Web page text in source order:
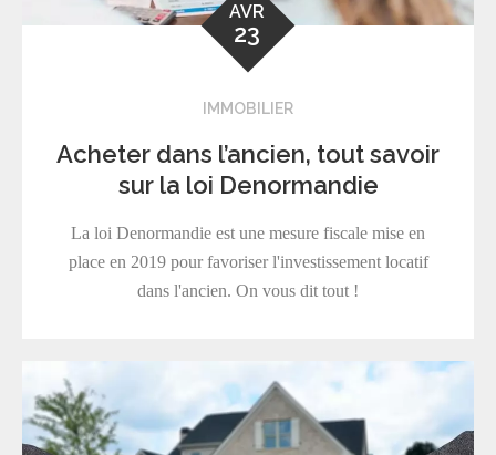
AVR
23
IMMOBILIER
Acheter dans l’ancien, tout savoir
sur la loi Denormandie
La loi Denormandie est une mesure fiscale mise en
place en 2019 pour favoriser l'investissement locatif
dans l'ancien. On vous dit tout !